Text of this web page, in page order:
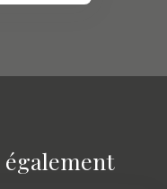
également